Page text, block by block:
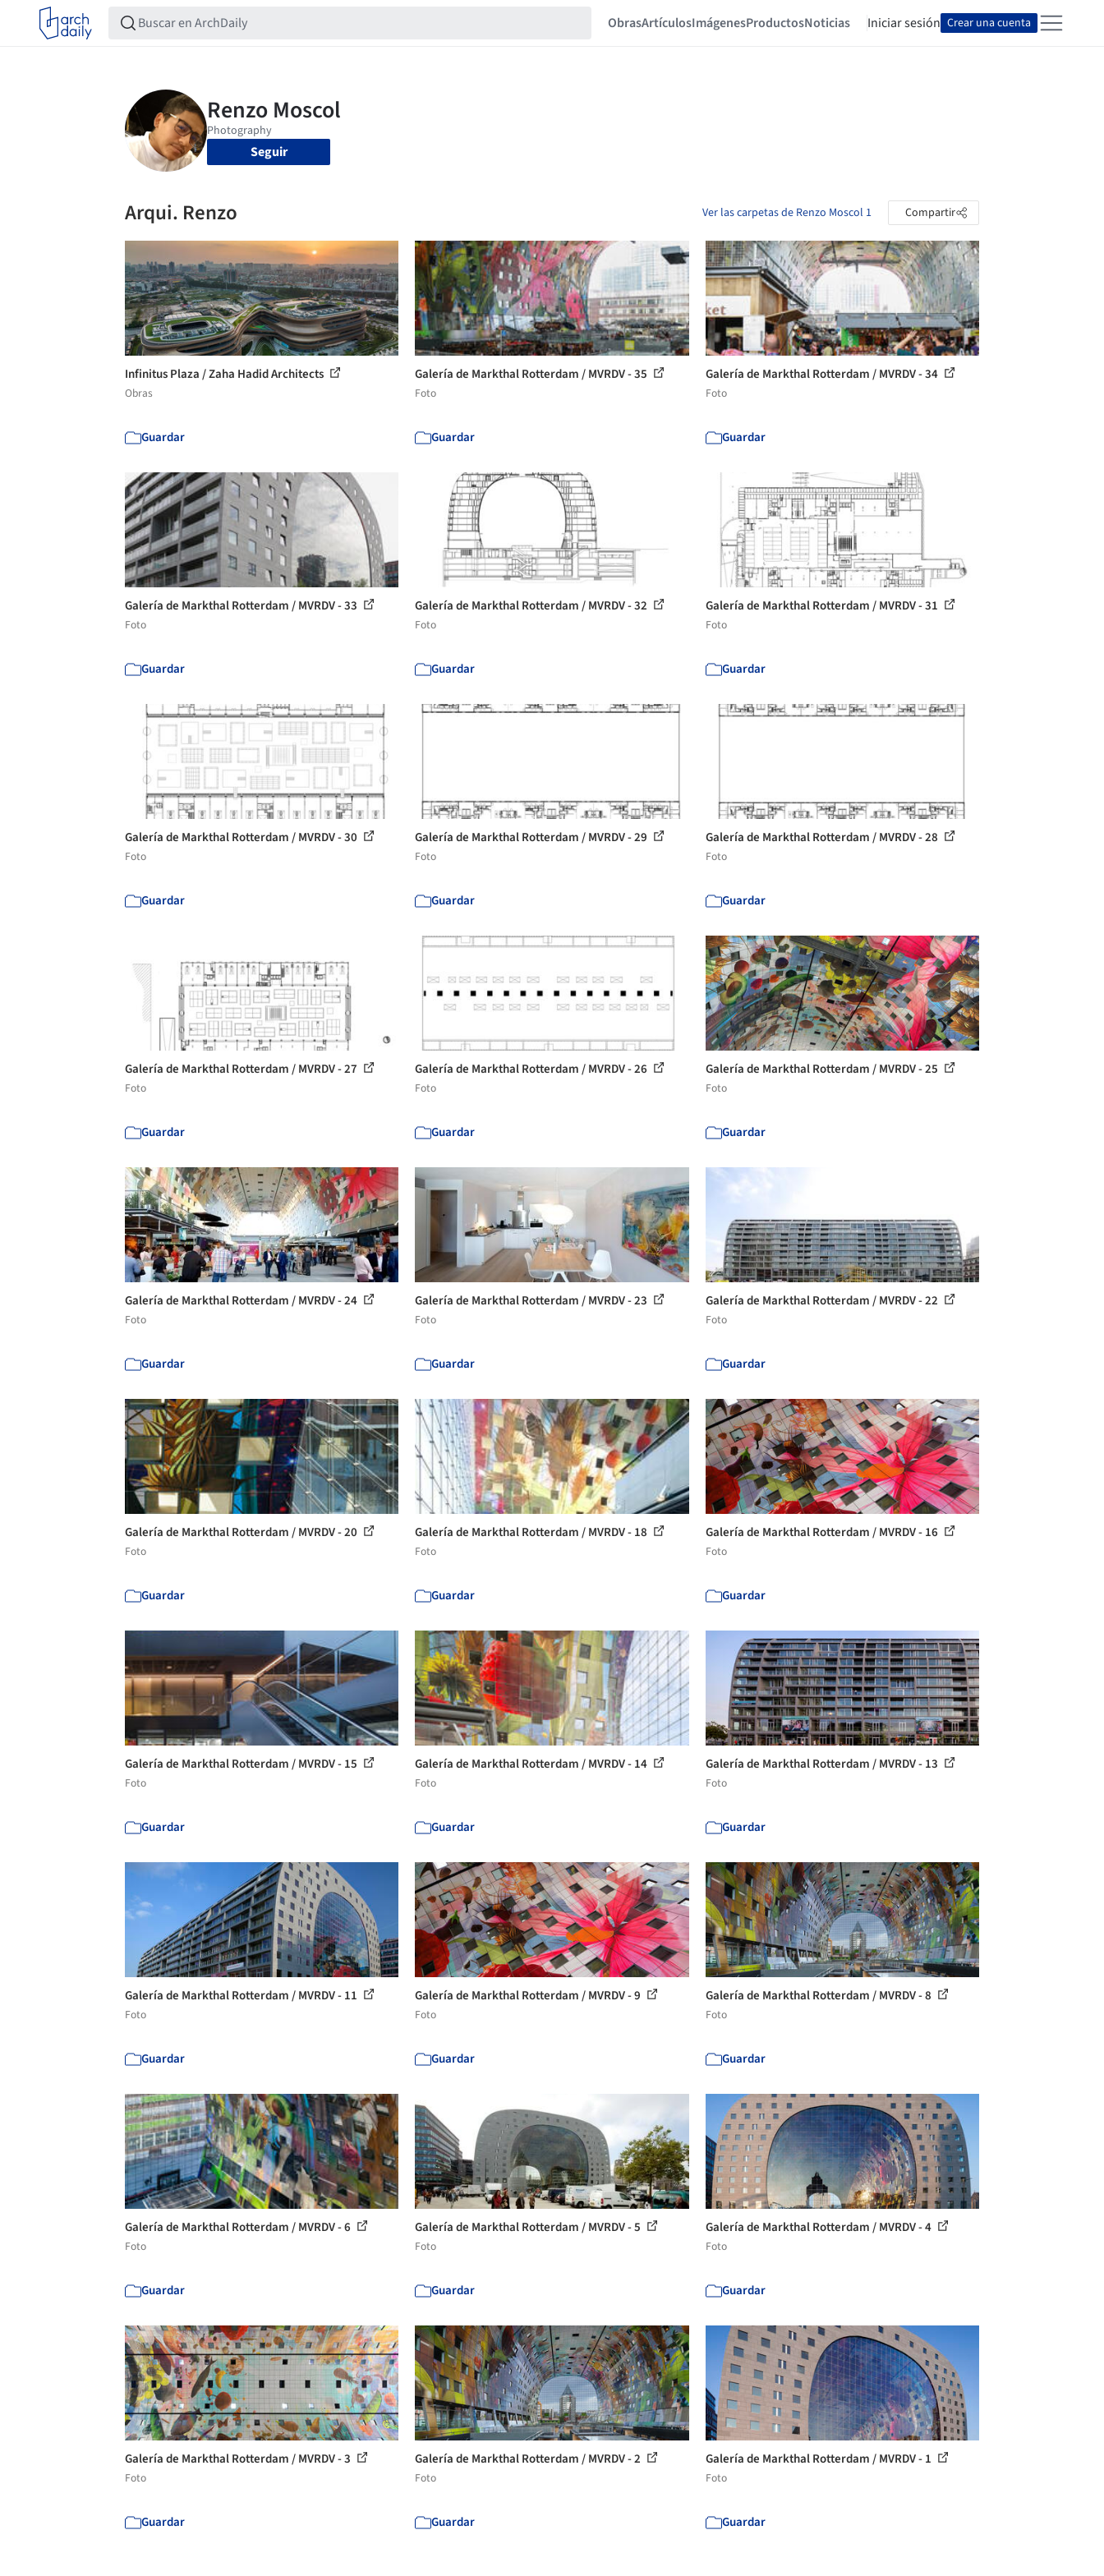
ObrasArtículosImágenesProductosNoticias Iniciar sesión Crear una cuenta
Seguir
Arqui. Renzo Ver las carpetas de Renzo Moscol 1 Compartir
Infinitus Plaza / Zaha Hadid Architects
Obras
Guardar
Galería de Markthal Rotterdam / MVRDV - 35
Foto
Guardar
Galería de Markthal Rotterdam / MVRDV - 34
Foto
Guardar
Galería de Markthal Rotterdam / MVRDV - 33
Foto
Guardar
Galería de Markthal Rotterdam / MVRDV - 32
Foto
Guardar
Galería de Markthal Rotterdam / MVRDV - 31
Foto
Guardar
Galería de Markthal Rotterdam / MVRDV - 30
Foto
Guardar
Galería de Markthal Rotterdam / MVRDV - 29
Foto
Guardar
Galería de Markthal Rotterdam / MVRDV - 28
Foto
Guardar
Galería de Markthal Rotterdam / MVRDV - 27
Foto
Guardar
Galería de Markthal Rotterdam / MVRDV - 26
Foto
Guardar
Galería de Markthal Rotterdam / MVRDV - 25
Foto
Guardar
Galería de Markthal Rotterdam / MVRDV - 24
Foto
Guardar
Galería de Markthal Rotterdam / MVRDV - 23
Foto
Guardar
Galería de Markthal Rotterdam / MVRDV - 22
Foto
Guardar
Galería de Markthal Rotterdam / MVRDV - 20
Foto
Guardar
Galería de Markthal Rotterdam / MVRDV - 18
Foto
Guardar
Galería de Markthal Rotterdam / MVRDV - 16
Foto
Guardar
Galería de Markthal Rotterdam / MVRDV - 15
Foto
Guardar
Galería de Markthal Rotterdam / MVRDV - 14
Foto
Guardar
Galería de Markthal Rotterdam / MVRDV - 13
Foto
Guardar
Galería de Markthal Rotterdam / MVRDV - 11
Foto
Guardar
Galería de Markthal Rotterdam / MVRDV - 9
Foto
Guardar
Galería de Markthal Rotterdam / MVRDV - 8
Foto
Guardar
Galería de Markthal Rotterdam / MVRDV - 6
Foto
Guardar
Galería de Markthal Rotterdam / MVRDV - 5
Foto
Guardar
Galería de Markthal Rotterdam / MVRDV - 4
Foto
Guardar
Galería de Markthal Rotterdam / MVRDV - 3
Foto
Guardar
Galería de Markthal Rotterdam / MVRDV - 2
Foto
Guardar
Galería de Markthal Rotterdam / MVRDV - 1
Foto
Guardar